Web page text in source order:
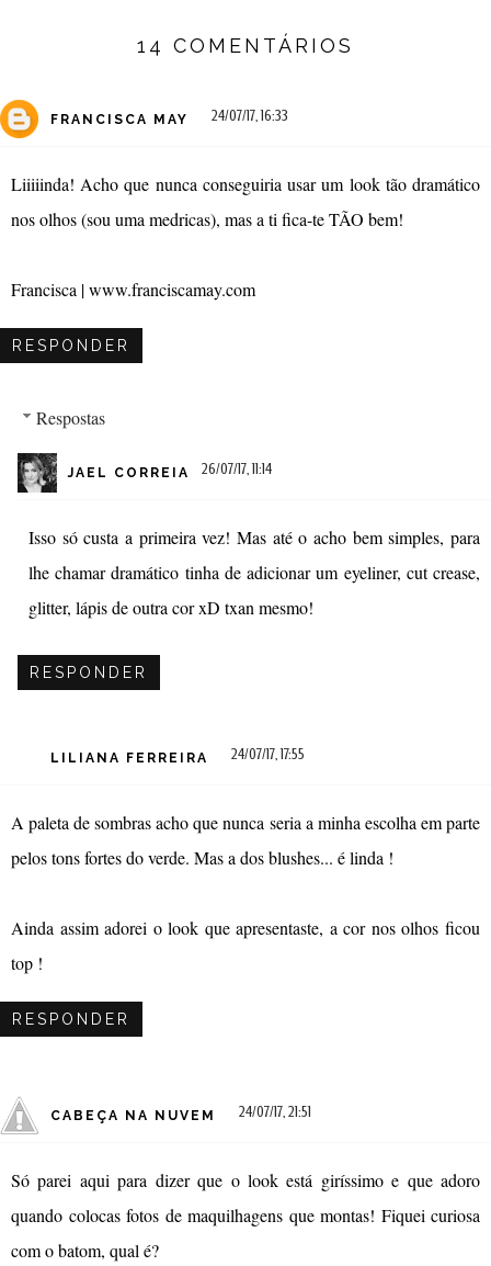
14 COMENTÁRIOS
FRANCISCA MAY 24/07/17, 16:33
Liiiiinda! Acho que nunca conseguiria usar um look tão dramático
nos olhos (sou uma medricas), mas a ti fica-te TÃO bem!
Francisca | www.franciscamay.com
RESPONDER
Respostas
JAEL CORREIA 26/07/17, 11:14
Isso só custa a primeira vez! Mas até o acho bem simples, para
lhe chamar dramático tinha de adicionar um eyeliner, cut crease,
glitter, lápis de outra cor xD txan mesmo!
RESPONDER
LILIANA FERREIRA 24/07/17, 17:55
A paleta de sombras acho que nunca seria a minha escolha em parte
pelos tons fortes do verde. Mas a dos blushes... é linda !
Ainda assim adorei o look que apresentaste, a cor nos olhos ficou
top !
RESPONDER
CABEÇA NA NUVEM 24/07/17, 21:51
Só parei aqui para dizer que o look está giríssimo e que adoro
quando colocas fotos de maquilhagens que montas! Fiquei curiosa
com o batom, qual é?